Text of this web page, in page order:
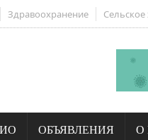
Здравоохранение Сельское
ОБЪЯВЛЕНИЯ О